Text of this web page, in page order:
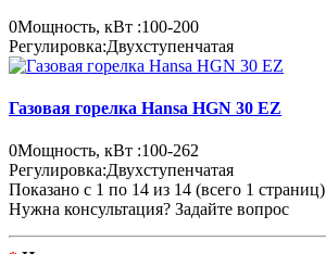
0Мощность, кВт :100-200
Регулировка:Двухступенчатая
Газовая горелка Hansa HGN 30 EZ
0Мощность, кВт :100-262
Регулировка:Двухступенчатая
Показано с 1 по 14 из 14 (всего 1 страниц)
Нужна консультация? Задайте вопрос